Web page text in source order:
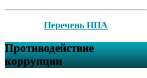
Перечень НПА
Противодействие
коррупции